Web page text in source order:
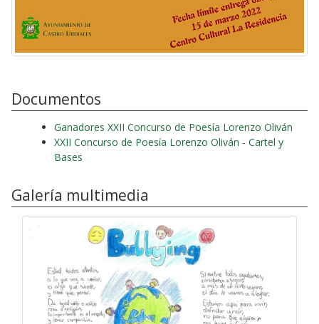
Documentos
Ganadores XXII Concurso de Poesía Lorenzo Oliván
XXII Concurso de Poesía Lorenzo Oliván - Cartel y
Bases
Galería multimedia